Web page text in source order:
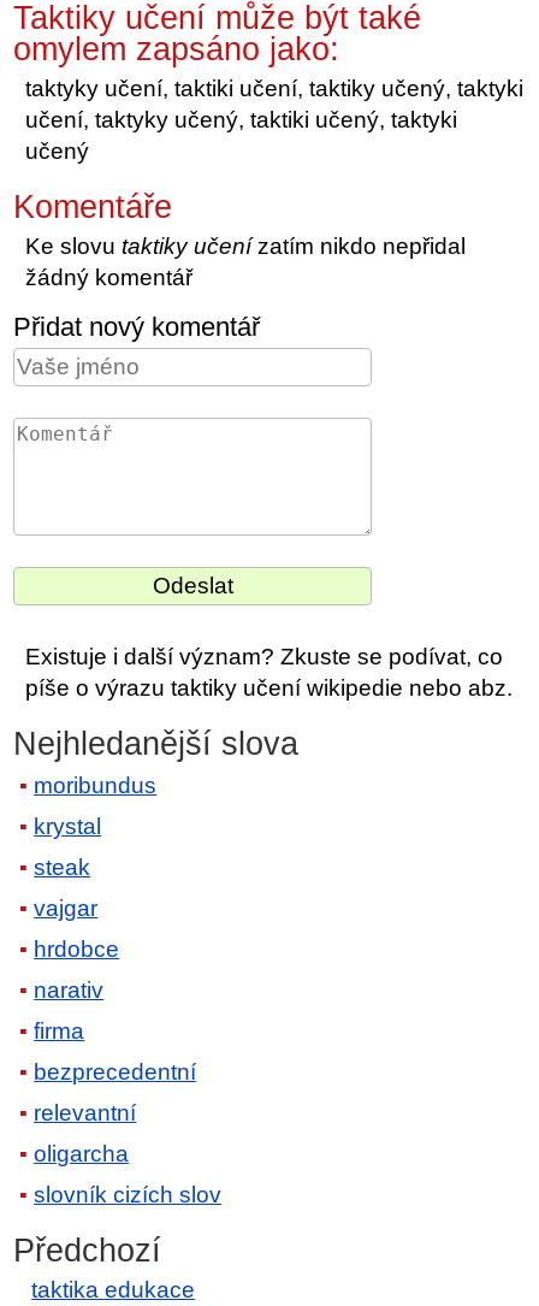
Taktiky učení může být také
omylem zapsáno jako:
taktyky učení, taktiki učení, taktiky učený, taktyki
učení, taktyky učený, taktiki učený, taktyki
učený
Komentáře
Ke slovutaktiky učenízatím nikdo nepřidal
žádný komentář
Přidat nový komentář
Existuje i další význam? Zkuste se podívat, co
píše o výrazu taktiky učení wikipedie nebo abz.
Nejhledanější slova
moribundus
krystal
steak
vajgar
hrdobce
narativ
firma
bezprecedentní
relevantní
oligarcha
slovník cizích slov
Předchozí
taktika edukace